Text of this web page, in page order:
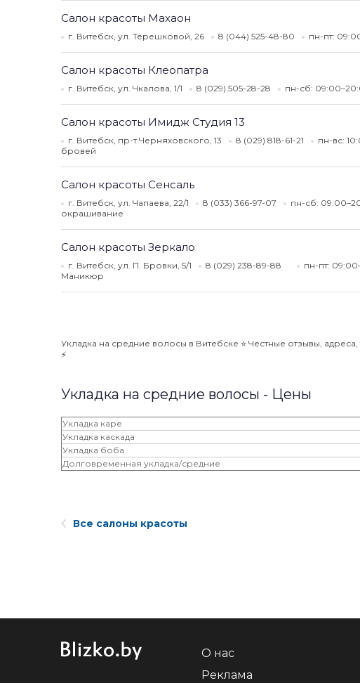
Салон красоты Махаон
г. Витебск, ул. Терешковой, 26 8 (044) 525-48-80 пн-пт:
Салон красоты Клеопатра
г. Витебск, ул. Чкалова, 1/1 8 (029) 505-28-28 пн-сб:
Салон красоты Имидж Студия 13
г. Витебск, пр-т Черняховского, 13 8 (029) 818-61-21 пн-вс:
бровей
Салон красоты Сенсаль
г. Витебск, ул. Чапаева, 22/1 8 (033) 366-97-07 пн-сб:
окрашивание
Салон красоты Зеркало
г. Витебск, ул. П. Бровки, 5/1 8 (029) 238-89-88 пн-пт:
Маникюр
Укладка на средние волосы в Витебске ⭐️ Честные отзывы,
⚡️
Укладка на средние волосы - Цены
Укладка каре
Укладка каскада
Укладка боба
Долговременная укладка/средние
Все салоны красоты
О нас
Реклама